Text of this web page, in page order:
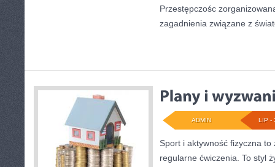
Przestępczośc
zagadnienia związane z
LIP -
ADMIN
Sport i aktywność fizyczna
regularne ćwiczenia. To styl